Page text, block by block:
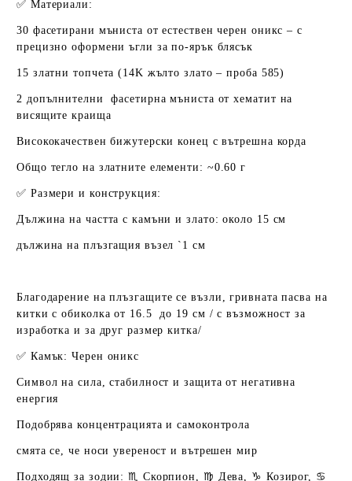
✅ Материали:
30 фасетирани мъниста от естествен черен оникс – с
прецизно оформени ъгли за по-ярък блясък
15 златни топчета (14K жълто злато – проба 585)
2 допълнителни фасетирна мъниста от хематит на
висящите краища
Висококачествен бижутерски конец с вътрешна корда
Общо тегло на златните елементи: ~0.60 г
✅ Размери и конструкция:
Дължина на частта с камъни и злато:около 15 см
дължина на плъзгащия възел `1 см
Благодарение наплъзгащите се възли , гривната пасва на
китки с обиколкаот 16.5 до 19 см / с възможност за
изработка и за друг размер китка/
✅ Камък: Черен оникс
Символ на сила, стабилност и защита от негативна
енергия
Подобрява концентрацията и самоконтрола
смята се, че носи увереност и вътрешен мир
Подходящ за зодии: ♏ Скорпион, ♍ Дева, ♑ Козирог, ♋